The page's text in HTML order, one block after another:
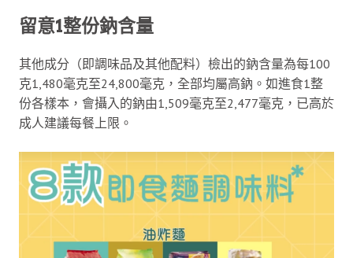
留意1整份鈉含量
其他成分（即調味品及其他配料）檢出的鈉含量為每100
克1,480毫克至24,800毫克，全部均屬高鈉。如進食1整
份各樣本，會攝入的鈉由1,509毫克至2,477毫克，已高於
成人建議每餐上限。